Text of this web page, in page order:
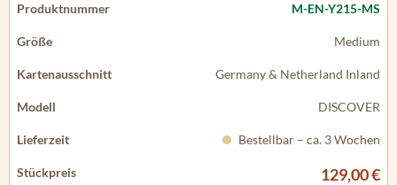
M-EN-Y215-MS
Medium
Germany & Netherland Inland
DISCOVER
Bestellbar – ca. 3 Wochen
129,00 €